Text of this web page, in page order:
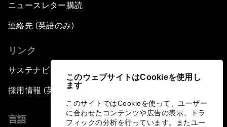
このウェブサイトはCookieを使用し
ます
このサイトではCookieを使って、ユーザー
に合わせたコンテンツや広告の表示、トラ
フィックの分析を行っています。またユー
ニュースレター購読
連絡先 (英語のみ)
リンク
サステナビリティへの取り組み
採用情報 (英語のみ)
言語